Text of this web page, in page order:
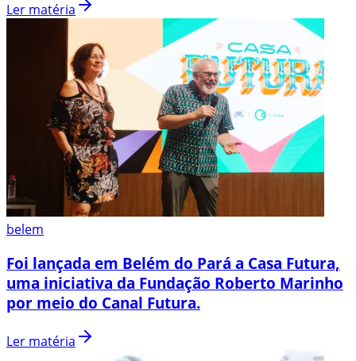
Ler matéria
belem
Foi lançada em Belém do Pará a Casa Futura,
uma iniciativa da Fundação Roberto Marinho
por meio do Canal Futura.
Ler matéria